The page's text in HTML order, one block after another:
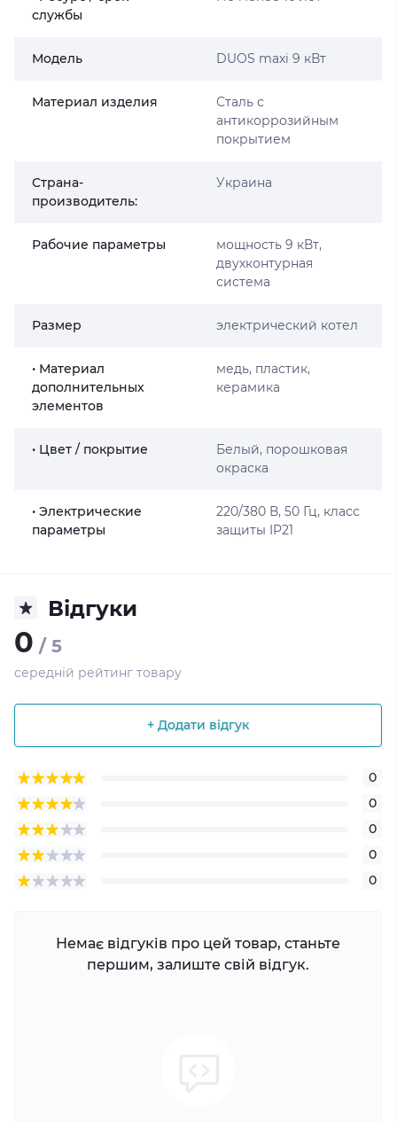
службы
Мoдель DUOS maxi 9 кВт
Материал изделия
Сталь с
антикоррозийным
покрытием
Страна-
производитель:
Украина
Рабочие параметры
мощность 9 кВт,
двухконтурная
система
Размер электрический котел
• Материал
дополнительных
элементов
медь, пластик,
керамика
• Цвет / покрытие
Белый, порошковая
окраска
• Электрические
параметры
220/380 В, 50 Гц, класс
защиты IP21
Відгуки
0 / 5
середній рейтинг товару
+ Додати відгук
0
0
0
0
0
Немає відгуків про цей товар, станьте
першим, залиште свій відгук.